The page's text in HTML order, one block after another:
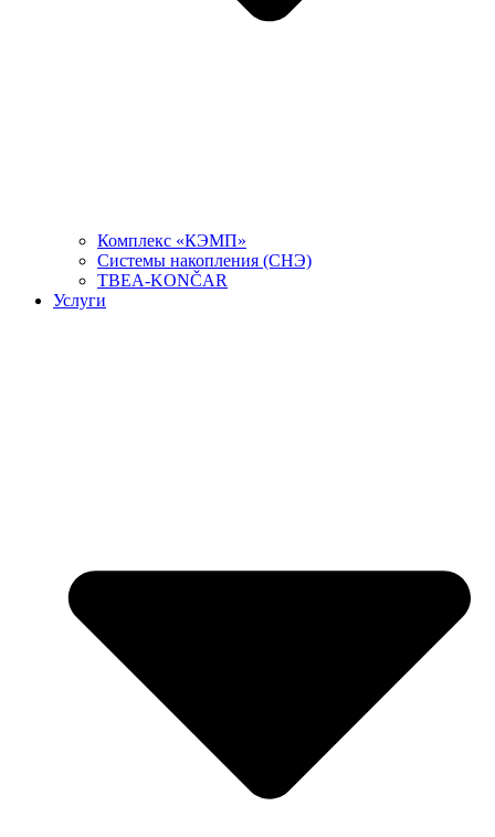
Комплекс «КЭМП»
Системы накопления (СНЭ)
TBEA-KONČAR
Услуги